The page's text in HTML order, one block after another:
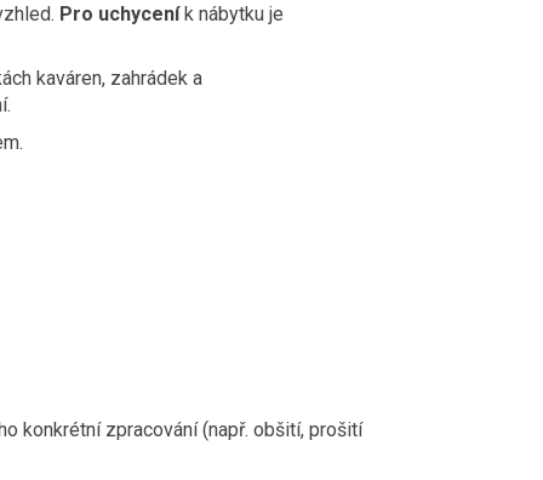
Pro uchyceník nábytku je
kaváren, zahrádek a
konkrétní zpracování (např. obšití, prošití